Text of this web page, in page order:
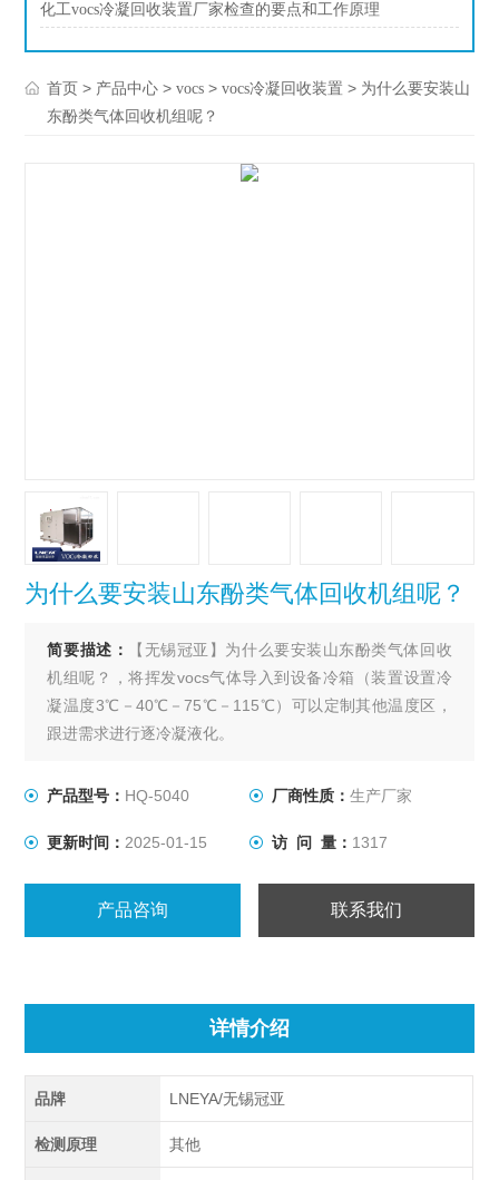
化工vocs冷凝回收装置厂家检查的要点和工作原理
首页 > 产品中心 >vocs >vocs冷凝回收装置 > 为什么要安装山
东酚类气体回收机组呢？
为什么要安装山东酚类气体回收机组呢？
简要描述：
【无锡冠亚】为什么要安装山东酚类气体回收
机组呢？，将挥发vocs气体导入到设备冷箱（装置设置冷
凝温度3℃－40℃－75℃－115℃）可以定制其他温度区，
跟进需求进行逐冷凝液化。
产品型号： HQ-5040 厂商性质： 生产厂家
更新时间： 2025-01-15 访 问 量： 1317
产品咨询 联系我们
详情介绍
品牌 LNEYA/无锡冠亚
检测原理 其他